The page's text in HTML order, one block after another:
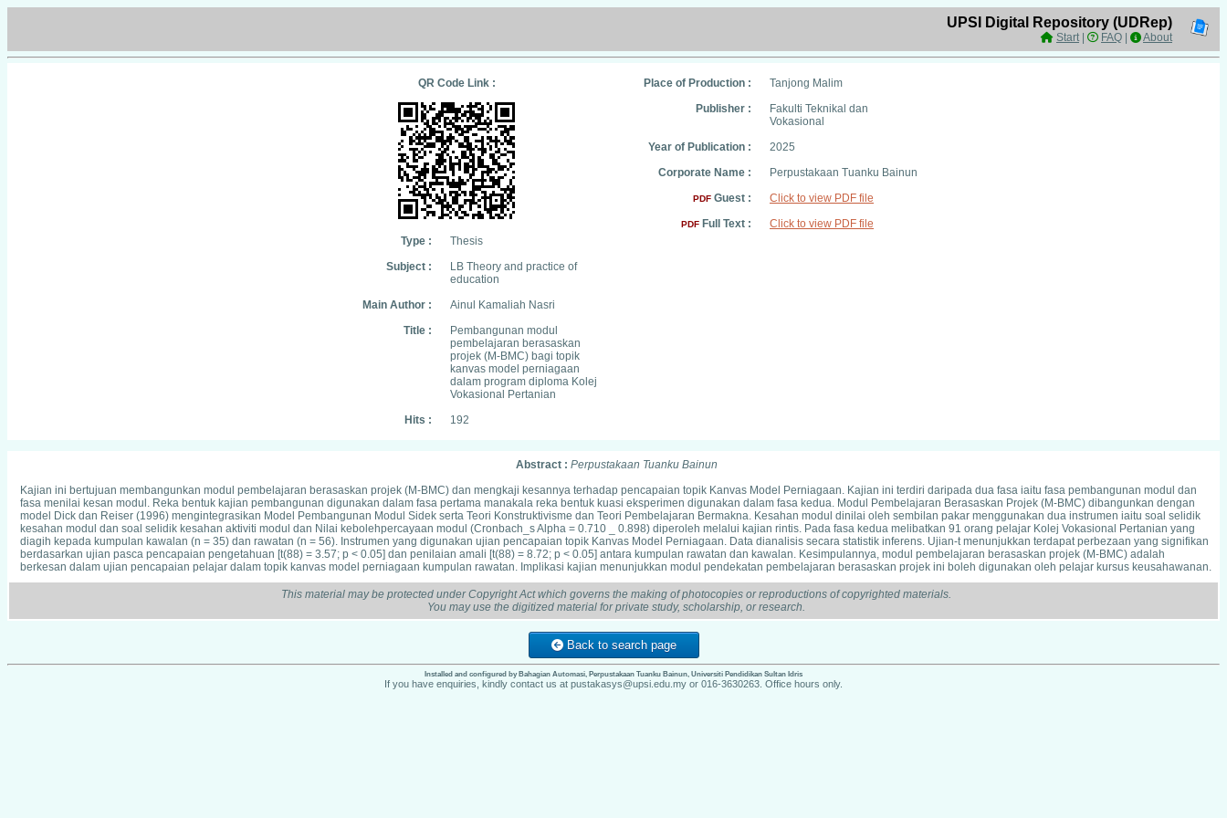
UPSI Digital Repository (UDRep)
Start| FAQ About
QR Code Link :
Type :
Thesis
Subject :
LB Theory and practice of
education
Main Author :
Ainul Kamaliah Nasri
Title :
Pembangunan modul
pembelajaran berasaskan
projek (M-BMC) bagi topik
kanvas model perniagaan
dalam program diploma Kolej
Vokasional Pertanian
Hits :
192
Place of Production :
Tanjong Malim
Publisher :
Fakulti Teknikal dan
Vokasional
Year of Publication :
2025
Corporate Name :
Perpustakaan Tuanku Bainun
PDF Guest : Click to view PDF file
PDF Full Text : Click to view PDF file
Abstract : Perpustakaan Tuanku Bainun
Kajian ini bertujuan membangunkan modul pembelajaran berasaskan projek (M-BMC) dan mengkaji kesannya terhadap pencapaian topik Kanvas Model Perniagaan. Kajian ini terdiri daripada dua fasa iaitu fasa pembangunan modul dan
fasa menilai kesan modul. Reka bentuk kajian pembangunan digunakan dalam fasa pertama manakala reka bentuk kuasi eksperimen digunakan dalam fasa kedua. Modul Pembelajaran Berasaskan Projek (M-BMC) dibangunkan dengan
model Dick dan Reiser (1996) mengintegrasikan Model Pembangunan Modul Sidek serta Teori Konstruktivisme dan Teori Pembelajaran Bermakna. Kesahan modul dinilai oleh sembilan pakar menggunakan dua instrumen iaitu soal selidik
kesahan modul dan soal selidik kesahan aktiviti modul dan Nilai kebolehpercayaan modul (Cronbach_s Alpha = 0.710 _ 0.898) diperoleh melalui kajian rintis. Pada fasa kedua melibatkan 91 orang pelajar Kolej Vokasional Pertanian yang
diagih kepada kumpulan kawalan (n = 35) dan rawatan (n = 56). Instrumen yang digunakan ujian pencapaian topik Kanvas Model Perniagaan. Data dianalisis secara statistik inferens. Ujian-t menunjukkan terdapat perbezaan yang signifikan
berdasarkan ujian pasca pencapaian pengetahuan [t(88) = 3.57; p < 0.05] dan penilaian amali [t(88) = 8.72; p < 0.05] antara kumpulan rawatan dan kawalan. Kesimpulannya, modul pembelajaran berasaskan projek (M-BMC) adalah
berkesan dalam ujian pencapaian pelajar dalam topik kanvas model perniagaan kumpulan rawatan. Implikasi kajian menunjukkan modul pendekatan pembelajaran berasaskan projek ini boleh digunakan oleh pelajar kursus keusahawanan.
This material may be protected under Copyright Act which governs the making of photocopies or reproductions of copyrighted materials.
You may use the digitized material for private study, scholarship, or research.
Back to search page
Installed and configured by Bahagian Automasi, Perpustakaan Tuanku Bainun, Universiti Pendidikan Sultan Idris
If you have enquiries, kindly contact us at pustakasys@upsi.edu.my or 016-3630263. Office hours only.